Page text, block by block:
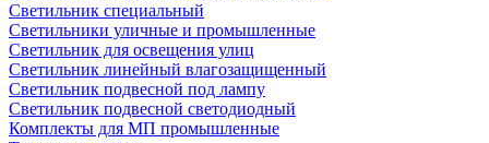
Светильник специальный
Светильники уличные и промышленные
Светильник для освещения улиц
Светильник линейный влагозащищенный
Светильник подвесной под лампу
Светильник подвесной светодиодный
Комплекты для МП промышленные